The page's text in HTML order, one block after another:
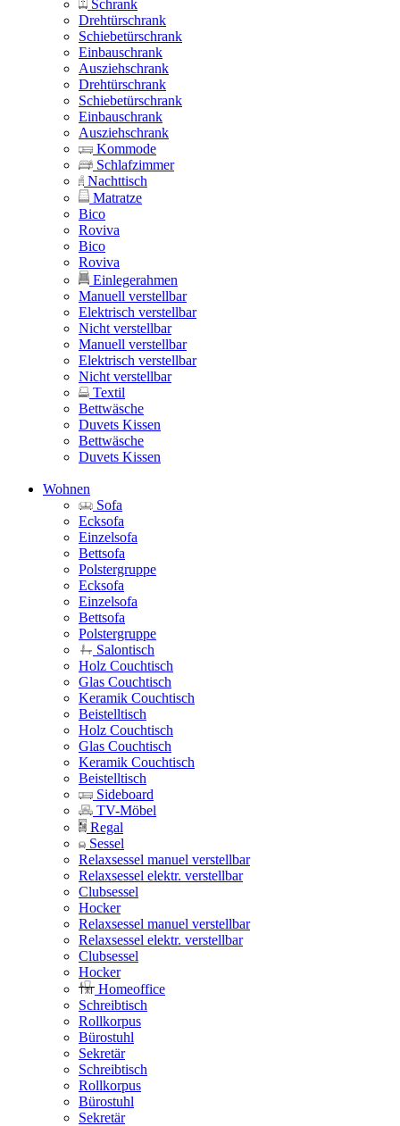
Schrank
Drehtürschrank
Schiebetürschrank
Einbauschrank
Ausziehschrank
Drehtürschrank
Schiebetürschrank
Einbauschrank
Ausziehschrank
Kommode
Schlafzimmer
Nachttisch
Matratze
Bico
Roviva
Bico
Roviva
Einlegerahmen
Manuell verstellbar
Elektrisch verstellbar
Nicht verstellbar
Manuell verstellbar
Elektrisch verstellbar
Nicht verstellbar
Textil
Bettwäsche
Duvets Kissen
Bettwäsche
Duvets Kissen
Wohnen
Sofa
Ecksofa
Einzelsofa
Bettsofa
Polstergruppe
Ecksofa
Einzelsofa
Bettsofa
Polstergruppe
Salontisch
Holz Couchtisch
Glas Couchtisch
Keramik Couchtisch
Beistelltisch
Holz Couchtisch
Glas Couchtisch
Keramik Couchtisch
Beistelltisch
Sideboard
TV-Möbel
Regal
Sessel
Relaxsessel manuel verstellbar
Relaxsessel elektr. verstellbar
Clubsessel
Hocker
Relaxsessel manuel verstellbar
Relaxsessel elektr. verstellbar
Clubsessel
Hocker
Homeoffice
Schreibtisch
Rollkorpus
Bürostuhl
Sekretär
Schreibtisch
Rollkorpus
Bürostuhl
Sekretär